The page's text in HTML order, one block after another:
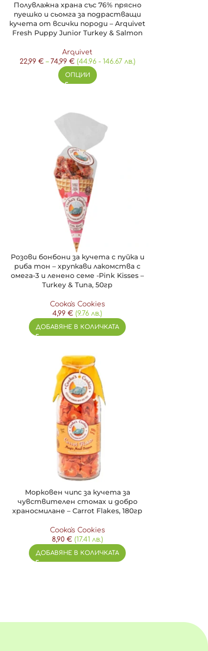
Полувлажна храна със 76% прясно
пуешко и сьомга за подрастващи
кучета от всички породи – Arquivet
Fresh Puppy Junior Turkey & Salmon
Arquivet
22,99 € – 74,99 € (44.96 - 146.67 лв.)
ОПЦИИ
Розови бонбони за кучета с пуйка и
риба тон – хрупкави лакомства с
омега-3 и ленено семе -Pink Kisses –
Turkey & Tuna, 50гр
Cooka's Cookies
4,99€ (9.76 лв.)
ДОБАВЯНЕ В КОЛИЧКАТА
Морковен чипс за кучета за
чувствителен стомах и добро
храносмилане – Carrot Flakes, 180гр
Cooka's Cookies
8,90 € (17.41 лв.)
ДОБАВЯНЕ В КОЛИЧКАТА